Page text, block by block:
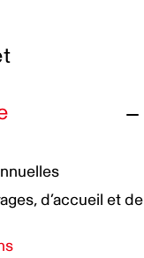
le
identification
d’accueil et de